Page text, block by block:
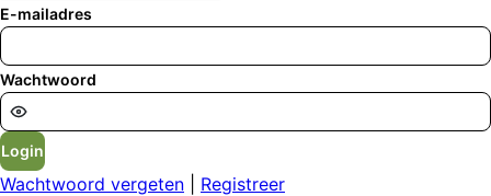
E-mailadres
Wachtwoord
Login
Wachtwoord vergeten
Registreer